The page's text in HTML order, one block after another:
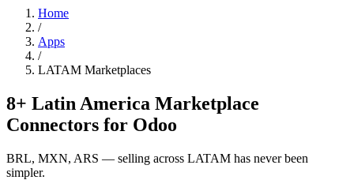
Home
/
Apps
/
LATAM Marketplaces
8+ Latin America Marketplace
Connectors for Odoo
BRL, MXN, ARS — selling across LATAM has never been
simpler.